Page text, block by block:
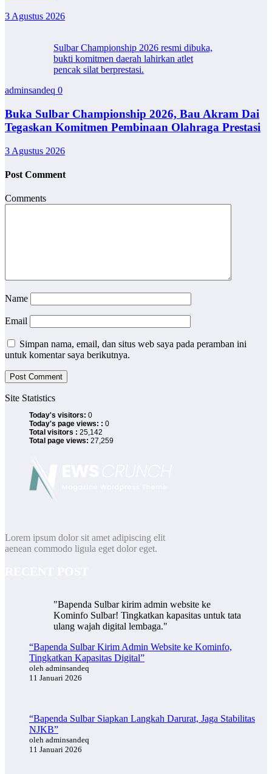
3 Agustus 2026
Sulbar Championship 2026 resmi dibuka,
bukti komitmen daerah lahirkan atlet
pencak silat berprestasi.
adminsandeq 0
Buka Sulbar Championship 2026, Bau Akram Dai
Tegaskan Komitmen Pembinaan Olahraga Prestasi
3 Agustus 2026
Post Comment
Comments
Name
Email
Simpan nama, email, dan situs web saya pada peramban ini
untuk komentar saya berikutnya.
Site Statistics
Today's visitors: 0
Today's page views: : 0
Total visitors : 25,142
Total page views: 27,259
Lorem ipsum dolor sit amet adipiscing elit
aenean commodo ligula eget dolor eget.
"Bapenda Sulbar kirim admin website ke
Kominfo Sulbar! Tingkatkan kapasitas untuk tata
ulang wajah digital lembaga."
“Bapenda Sulbar Kirim Admin Website ke Kominfo,
Tingkatkan Kapasitas Digital”
oleh adminsandeq
11 Januari 2026
“Bapenda Sulbar Siapkan Langkah Darurat, Jaga Stabilitas
NJKB”
oleh adminsandeq
11 Januari 2026